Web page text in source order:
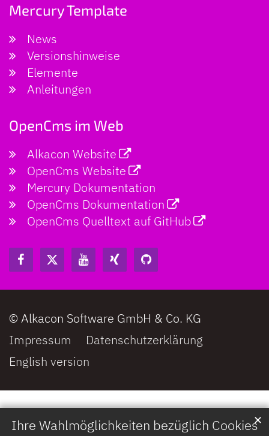
Ihre Wahlmöglichkeiten bezüglich Cookies✕
Mercury Template
News
Versionshinweise
Elemente
Anleitungen
OpenCms im Web
Alkacon Website
OpenCms Website
Mercury Dokumentation
OpenCms Dokumentation
OpenCms Quelltext auf GitHub
© Alkacon Software GmbH & Co. KG
Impressum
Datenschutzerklärung
English version